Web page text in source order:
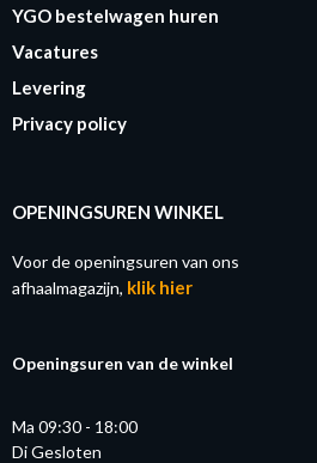
YGO bestelwagen huren
Vacatures
Levering
Privacy policy
OPENINGSUREN WINKEL
Voor de openingsuren van ons
afhaalmagazijn, klik hier
Openingsuren van de winkel
Ma 09:30 - 18:00
Di Gesloten